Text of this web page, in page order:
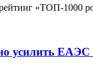
«ТОП-1000
усилить